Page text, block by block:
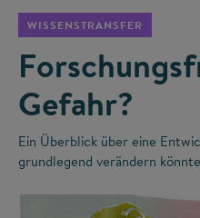
WISSENSTRANSFER
Gefahr?
Ein Überblick über eine
grundlegend verändern